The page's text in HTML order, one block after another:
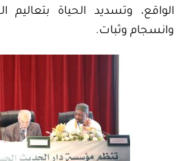
الواقع، وتسديد الحياة
وانسجام وثبات.